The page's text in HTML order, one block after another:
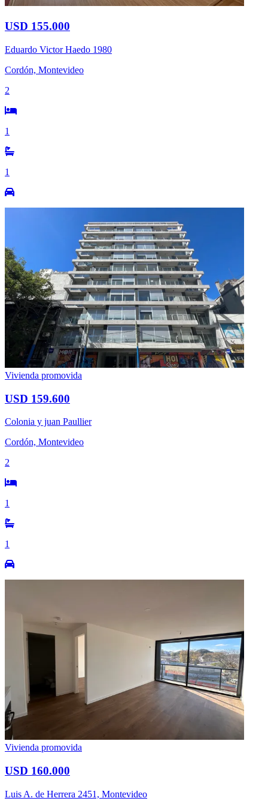
USD 155.000
Eduardo Victor Haedo 1980
Cordón, Montevideo
2
1
1
Vivienda promovida
USD 159.600
Colonia y juan Paullier
Cordón, Montevideo
2
1
1
Vivienda promovida
USD 160.000
Luis A. de Herrera 2451, Montevideo